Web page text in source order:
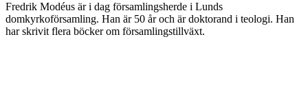
Fredrik Modéus är i dag församlingsherde i Lunds
domkyrkoförsamling. Han är 50 år och är doktorand i teologi. Han
har skrivit flera böcker om församlingstillväxt.